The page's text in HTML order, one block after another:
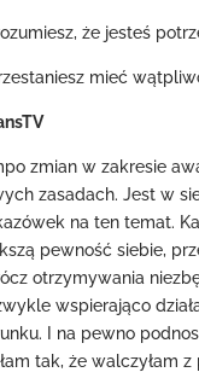
że jesteś
mieć
zmian w zakresie
zasadach. Jest w
na ten temat.
pewność siebie,
otrzymywania
wspierająco
I na pewno
tak, że walczyłam